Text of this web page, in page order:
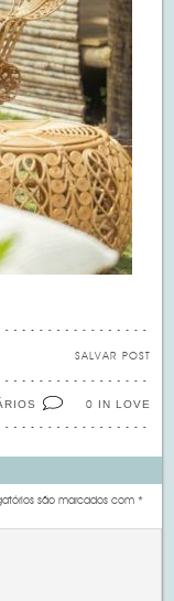
SALVAR POST
0 IN LOVE
são marcados com*